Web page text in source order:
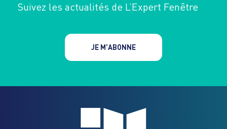
Suivez les actualités de L’Expert Fenêtre
JE M'ABONNE